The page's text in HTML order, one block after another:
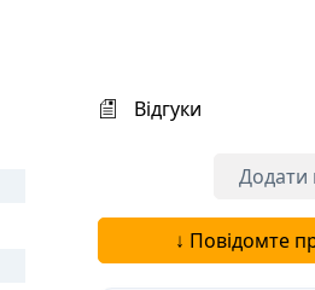
Відгуки
Додати
↓ Повідомте